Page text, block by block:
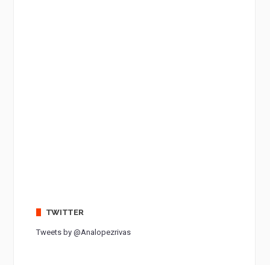
TWITTER
Tweets by @Analopezrivas